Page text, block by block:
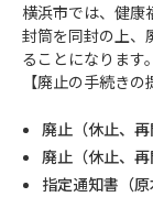
横浜市では、健康
封筒を同封の上、
ることになります。
【廃止の手続きの
廃止（休止、
廃止（休止、
指定通知書（